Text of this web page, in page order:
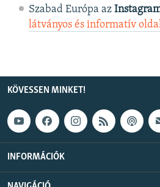
Szabad Európa az
látványos és informatív
KÖVESSEN MINKET!
INFORMÁCIÓK